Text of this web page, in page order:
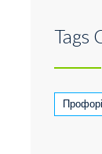
Tags